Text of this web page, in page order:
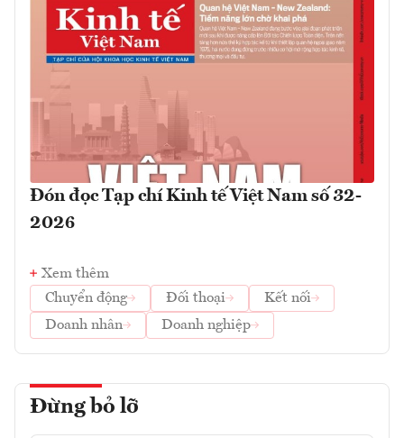
Đón đọc Tạp chí Kinh tế Việt Nam số 32-
2026
Xem thêm
Chuyển động
Đối thoại
Kết nối
Doanh nhân
Doanh nghiệp
Đừng bỏ lỡ